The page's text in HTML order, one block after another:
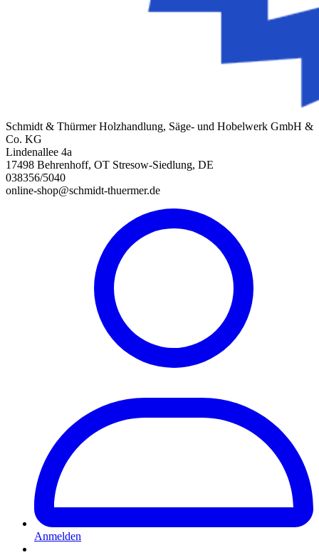
Schmidt & Thürmer Holzhandlung, Säge- und Hobelwerk GmbH &
Co. KG
Lindenallee 4a
17498 Behrenhoff, OT Stresow-Siedlung, DE
038356/5040
online-shop@schmidt-thuermer.de
Anmelden